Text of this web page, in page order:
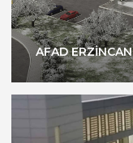
AFAD ERZİNCAN